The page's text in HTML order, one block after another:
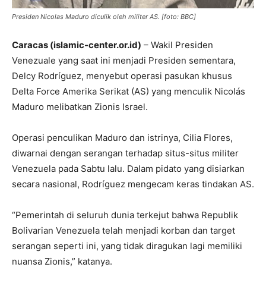
Presiden Nicolas Maduro diculik oleh militer AS. [foto: BBC]
Caracas (islamic-center.or.id) – Wakil Presiden
Venezuale yang saat ini menjadi Presiden sementara,
Delcy Rodríguez, menyebut operasi pasukan khusus
Delta Force Amerika Serikat (AS) yang menculik Nicolás
Maduro melibatkan Zionis Israel.
Operasi penculikan Maduro dan istrinya, Cilia Flores,
diwarnai dengan serangan terhadap situs-situs militer
Venezuela pada Sabtu lalu. Dalam pidato yang disiarkan
secara nasional, Rodríguez mengecam keras tindakan AS.
“Pemerintah di seluruh dunia terkejut bahwa Republik
Bolivarian Venezuela telah menjadi korban dan target
serangan seperti ini, yang tidak diragukan lagi memiliki
nuansa Zionis,” katanya.